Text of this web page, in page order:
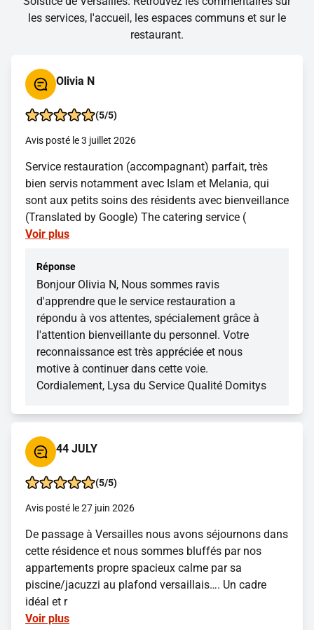
les services, l'accueil, les espaces communs et sur le
restaurant.
Olivia N
(5/5)
Avis posté le 3 juillet 2026
Service restauration (accompagnant) parfait, très
bien servis notamment avec Islam et Melania, qui
sont aux petits soins des résidents avec bienveillance
(Translated by Google) The catering service (
Voir plus
Réponse
Bonjour Olivia N, Nous sommes ravis
d'apprendre que le service restauration a
répondu à vos attentes, spécialement grâce à
l'attention bienveillante du personnel. Votre
reconnaissance est très appréciée et nous
motive à continuer dans cette voie.
Cordialement, Lysa du Service Qualité Domitys
44 JULY
(5/5)
Avis posté le 27 juin 2026
De passage à Versailles nous avons séjournons dans
cette résidence et nous sommes bluffés par nos
appartements propre spacieux calme par sa
piscine/jacuzzi au plafond versaillais…. Un cadre
idéal et r
Voir plus